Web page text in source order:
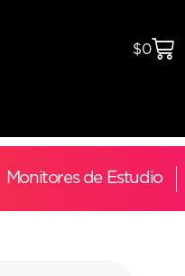
$0
Monitores de Estudio